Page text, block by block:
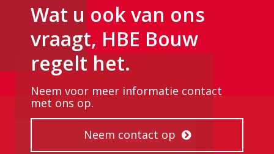
Wat u ook van ons
vraagt, HBE Bouw
regelt het.
Neem voor meer informatie contact
met ons op.
Neem contact op